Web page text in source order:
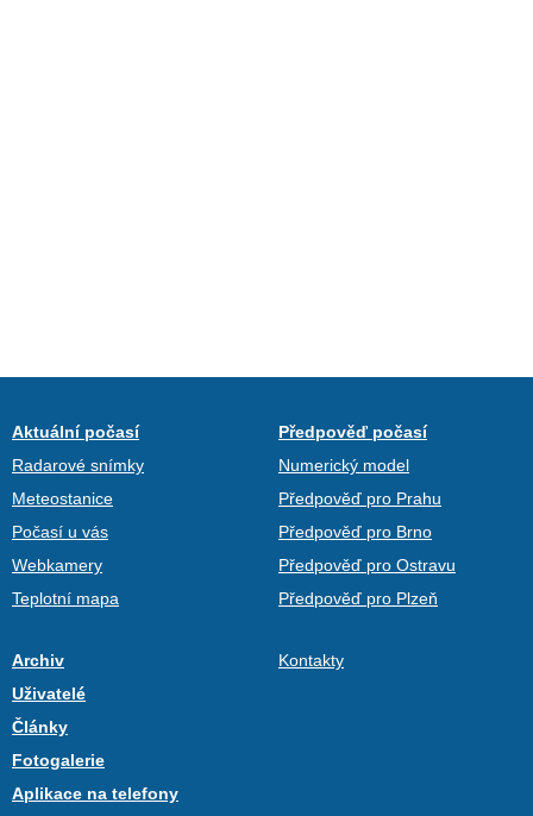
Aktuální počasí
Radarové snímky
Meteostanice
Počasí u vás
Webkamery
Teplotní mapa
Předpověď počasí
Numerický model
Předpověď pro Prahu
Předpověď pro Brno
Předpověď pro Ostravu
Předpověď pro Plzeň
Archiv
Uživatelé
Články
Fotogalerie
Aplikace na telefony
Kontakty